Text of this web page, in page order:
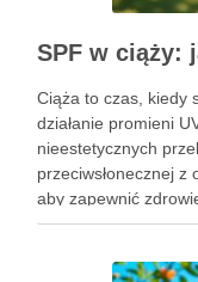
Ciąża to czas, kiedy
działanie promieni
nieestetycznych
przeciwsłonecznej z
aby zapewnić
Właściwa ochrona